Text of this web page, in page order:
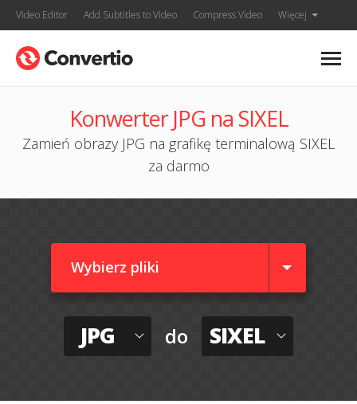
Video Editor Add Subtitles to Video Compress Video Więcej
Konwerter JPG na SIXEL
Zamień obrazy JPG na grafikę terminalową SIXEL
za darmo
Wybierz pliki
JPG do SIXEL